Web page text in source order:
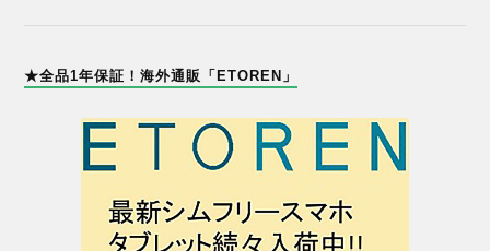
★全品1年保証！海外通販「ETOREN」